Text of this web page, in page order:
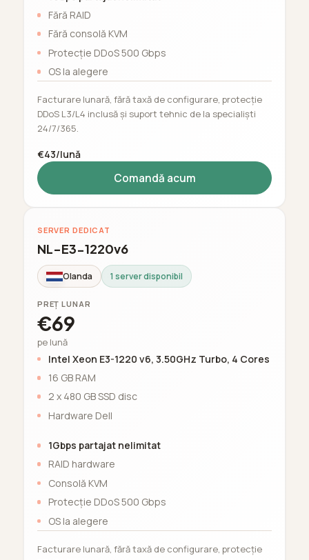
Fără RAID
Fără consolă KVM
Protecție DDoS 500 Gbps
OS la alegere
Facturare lunară, fără taxă de configurare, protecție
DDoS L3/L4 inclusă și suport tehnic de la specialiști
24/7/365.
€43/lună
Comandă acum
SERVER DEDICAT
NL-E3-1220v6
Olanda 1 server disponibil
PREȚ LUNAR
€69
pe lună
Intel Xeon E3-1220 v6, 3.50GHz Turbo, 4 Cores
16 GB RAM
2 x 480 GB SSD disc
Hardware Dell
1Gbps partajat nelimitat
RAID hardware
Consolă KVM
Protecție DDoS 500 Gbps
OS la alegere
Facturare lunară, fără taxă de configurare, protecție